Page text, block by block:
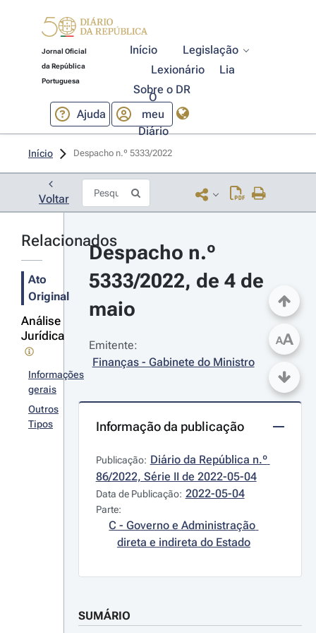
Jornal Oficial
da República
Portuguesa
Início
Legislação
Lexionário
Lia
Sobre o DR
Ajuda
O
meu
Diário
Início Despacho n.º 5333/2022
Voltar
Relacionados
Ato
Original
Análise
Jurídica
Informações
gerais
Outros
Tipos
Despacho n.º
5333/2022, de 4 de
maio
Emitente:
Finanças - Gabinete do Ministro
Informação da publicação
Publicação: Diário da República n.º
86/2022, Série II de 2022-05-04
Data de Publicação: 2022-05-04
Parte:
C - Governo e Administração
direta e indireta do Estado
SUMÁRIO
AA